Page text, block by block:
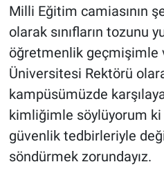
Milli Eğitim camiasının
olarak sınıfların tozunu
öğretmenlik geçmişimle
Üniversitesi Rektörü
kampüsümüzde
kimliğimle söylüyorum ki
güvenlik tedbirleriyle
söndürmek zorundayız.